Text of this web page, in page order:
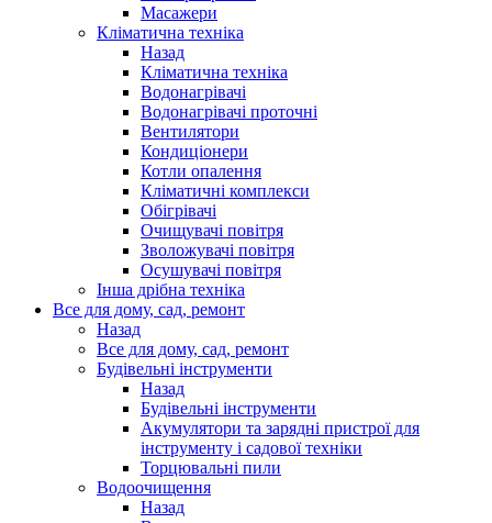
Масажери
Кліматична техніка
Назад
Кліматична техніка
Водонагрівачі
Водонагрівачі проточні
Вентилятори
Кондиціонери
Котли опалення
Кліматичні комплекси
Обігрівачі
Очищувачі повітря
Зволожувачі повітря
Осушувачі повітря
Інша дрібна техніка
Все для дому, сад, ремонт
Назад
Все для дому, сад, ремонт
Будівельні інструменти
Назад
Будівельні інструменти
Акумулятори та зарядні пристрої для
інструменту і садової техніки
Торцювальні пили
Водоочищення
Назад